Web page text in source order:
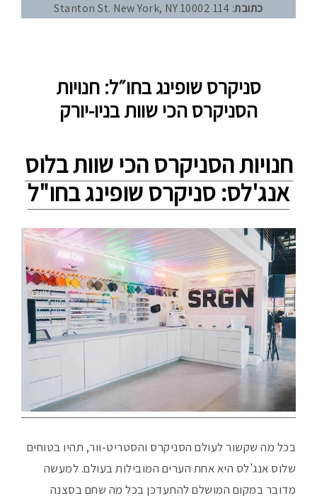
כתובת: 114 Stanton St. New York, NY 10002
סניקרס שופינג בחו״ל: חנויות
הסניקרס הכי שוות בניו-יורק
חנויות הסניקרס הכי שוות בלוס
אנג'לס: סניקרס שופינג בחו"ל
בכל מה שקשור לעולם הסניקרס והסטריט-וור, תהיו בטוחים
שלוס אנג'לס היא אחת הערים המובילות בעולם. למעשה
מדובר במקום המושלם להתעדכן בכל מה שחם בסצנה